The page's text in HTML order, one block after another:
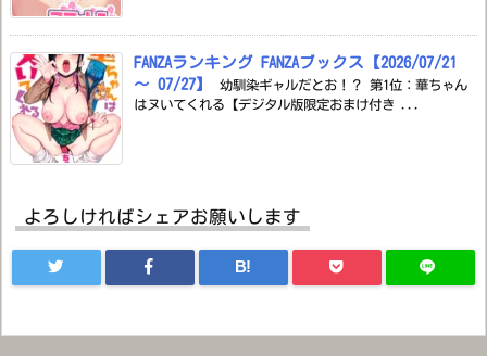
FANZAランキング FANZAブックス【2026/07/21
～ 07/27】
幼馴染ギャルだとお！？ 第1位：華ちゃん
はヌいてくれる【デジタル版限定おまけ付き ...
よろしければシェアお願いします
B!